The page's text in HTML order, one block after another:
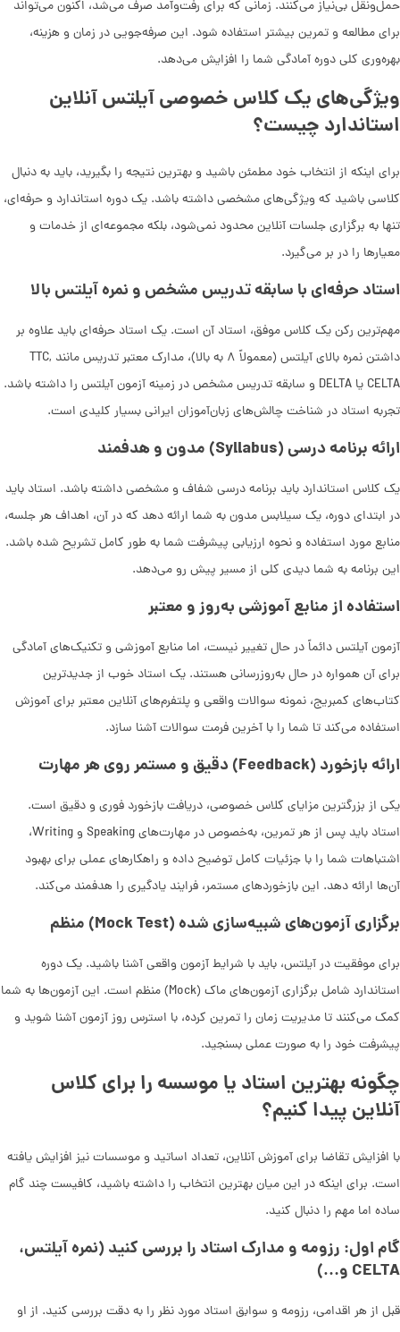
حمل‌ونقل بی‌نیاز می‌کنند. زمانی که برای رفت‌وآمد صرف می‌شد، اکنون می‌تواند
برای مطالعه و تمرین بیشتر استفاده شود. این صرفه‌جویی در زمان و هزینه،
بهره‌وری کلی دوره آمادگی شما را افزایش می‌دهد.
ویژگی‌های یک کلاس خصوصی آیلتس آنلاین
استاندارد چیست؟
برای اینکه از انتخاب خود مطمئن باشید و بهترین نتیجه را بگیرید، باید به دنبال
کلاسی باشید که ویژگی‌های مشخصی داشته باشد. یک دوره استاندارد و حرفه‌ای،
تنها به برگزاری جلسات آنلاین محدود نمی‌شود، بلکه مجموعه‌ای از خدمات و
معیارها را در بر می‌گیرد.
استاد حرفه‌ای با سابقه تدریس مشخص و نمره آیلتس بالا
مهم‌ترین رکن یک کلاس موفق، استاد آن است. یک استاد حرفه‌ای باید علاوه بر
داشتن نمره بالای آیلتس (معمولاً ۸ به بالا)، مدارک معتبر تدریس مانند TTC,
CELTA یا DELTA و سابقه تدریس مشخص در زمینه آزمون آیلتس را داشته باشد.
تجربه استاد در شناخت چالش‌های زبان‌آموزان ایرانی بسیار کلیدی است.
ارائه برنامه درسی (Syllabus) مدون و هدفمند
یک کلاس استاندارد باید برنامه درسی شفاف و مشخصی داشته باشد. استاد باید
در ابتدای دوره، یک سیلابس مدون به شما ارائه دهد که در آن، اهداف هر جلسه،
منابع مورد استفاده و نحوه ارزیابی پیشرفت شما به طور کامل تشریح شده باشد.
این برنامه به شما دیدی کلی از مسیر پیش رو می‌دهد.
استفاده از منابع آموزشی به‌روز و معتبر
آزمون آیلتس دائماً در حال تغییر نیست، اما منابع آموزشی و تکنیک‌های آمادگی
برای آن همواره در حال به‌روزرسانی هستند. یک استاد خوب از جدیدترین
کتاب‌های کمبریج، نمونه سوالات واقعی و پلتفرم‌های آنلاین معتبر برای آموزش
استفاده می‌کند تا شما را با آخرین فرمت سوالات آشنا سازد.
ارائه بازخورد (Feedback) دقیق و مستمر روی هر مهارت
یکی از بزرگترین مزایای کلاس خصوصی، دریافت بازخورد فوری و دقیق است.
استاد باید پس از هر تمرین، به‌خصوص در مهارت‌های Speaking و Writing،
اشتباهات شما را با جزئیات کامل توضیح داده و راهکارهای عملی برای بهبود
آن‌ها ارائه دهد. این بازخوردهای مستمر، فرایند یادگیری را هدفمند می‌کند.
برگزاری آزمون‌های شبیه‌سازی شده (Mock Test) منظم
برای موفقیت در آیلتس، باید با شرایط آزمون واقعی آشنا باشید. یک دوره
استاندارد شامل برگزاری آزمون‌های ماک (Mock) منظم است. این آزمون‌ها به شما
کمک می‌کنند تا مدیریت زمان را تمرین کرده، با استرس روز آزمون آشنا شوید و
پیشرفت خود را به صورت عملی بسنجید.
چگونه بهترین استاد یا موسسه را برای کلاس
آنلاین پیدا کنیم؟
با افزایش تقاضا برای آموزش آنلاین، تعداد اساتید و موسسات نیز افزایش یافته
است. برای اینکه در این میان بهترین انتخاب را داشته باشید، کافیست چند گام
ساده اما مهم را دنبال کنید.
گام اول: رزومه و مدارک استاد را بررسی کنید (نمره آیلتس،
CELTA و…)
قبل از هر اقدامی، رزومه و سوابق استاد مورد نظر را به دقت بررسی کنید. از او